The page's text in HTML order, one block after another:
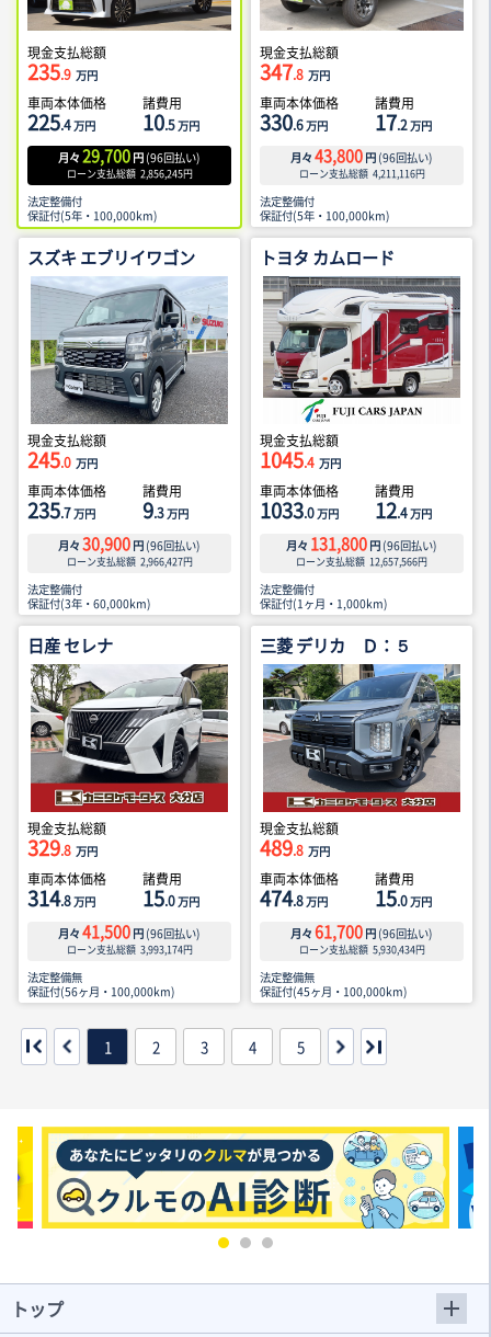
現金支払総額
235.9 万円
車両本体価格
225.4万円
諸費用
10.5万円
月々 29,700 円 (96回払い)
ローン支払総額 2,856,245円
法定整備付
保証付(5年・100,000km)
現金支払総額
347.8 万円
車両本体価格
330.6万円
諸費用
17.2万円
月々 43,800 円 (96回払い)
ローン支払総額 4,211,116円
法定整備付
保証付(5年・100,000km)
スズキ エブリイワゴン
現金支払総額
245.0 万円
車両本体価格
235.7万円
諸費用
9.3万円
月々 30,900 円 (96回払い)
ローン支払総額 2,966,427円
法定整備付
保証付(3年・60,000km)
トヨタ カムロード
現金支払総額
1045.4 万円
車両本体価格
1033.0万円
諸費用
12.4万円
月々 131,800 円 (96回払い)
ローン支払総額 12,657,566円
法定整備付
保証付(1ヶ月・1,000km)
日産 セレナ
現金支払総額
329.8 万円
車両本体価格
314.8万円
諸費用
15.0万円
月々 41,500 円 (96回払い)
ローン支払総額 3,993,174円
法定整備無
保証付(56ヶ月・100,000km)
三菱 デリカ Ｄ：５
現金支払総額
489.8 万円
車両本体価格
474.8万円
諸費用
15.0万円
月々 61,700 円 (96回払い)
ローン支払総額 5,930,434円
法定整備無
保証付(45ヶ月・100,000km)
1 2 3 4 5
トップ